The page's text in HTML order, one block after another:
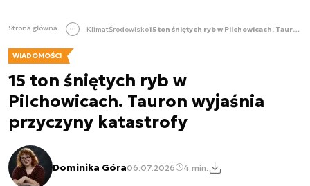
Strona główna KlimatŚrodowisko 15 ton śniętych ryb w Pilchowicach. Tauron wyjaśnia przyczyny katastrofy
WIADOMOŚCI
15 ton śniętych ryb w
Pilchowicach. Tauron wyjaśnia
przyczyny katastrofy
Dominika Góra06.07.2026 4 min.